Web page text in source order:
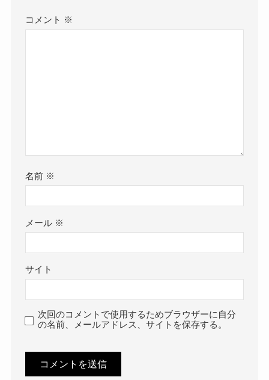
コメント ※
名前 ※
メール ※
サイト
次回のコメントで使用するためブラウザーに自分
の名前、メールアドレス、サイトを保存する。